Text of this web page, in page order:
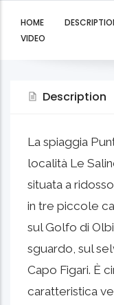
HOME
VIDEO
Description
La spiaggia
località Le
situata a
in tre piccole
sul Golfo di
sguardo, sul
Capo Figari. È
caratteristica